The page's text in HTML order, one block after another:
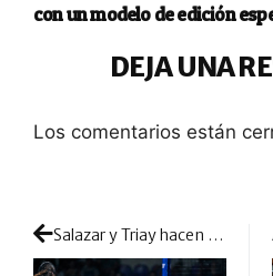
con un modelo de edición
DEJA UNA
Los comentarios están
Salazar y Triay hacen historia en Argentina con este partidazo